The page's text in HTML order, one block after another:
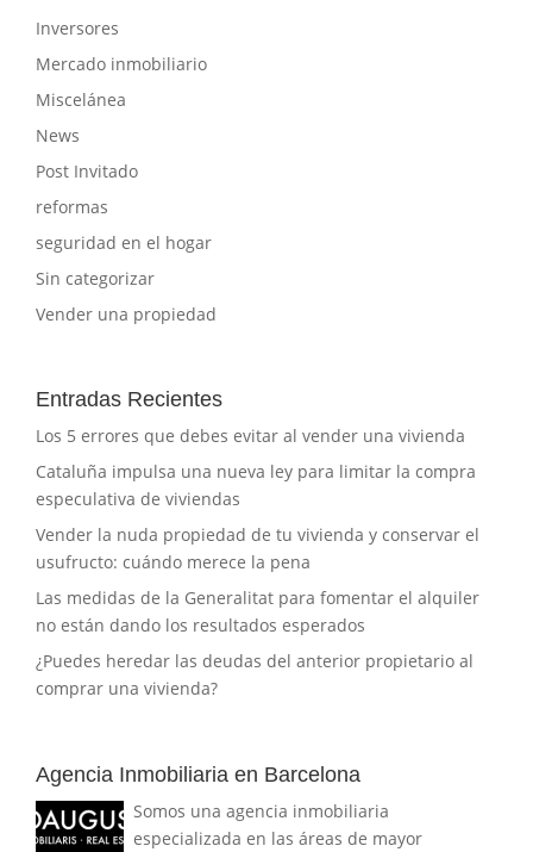
Inversores
Mercado inmobiliario
Miscelánea
News
Post Invitado
reformas
seguridad en el hogar
Sin categorizar
Vender una propiedad
Entradas Recientes
Los 5 errores que debes evitar al vender una vivienda
Cataluña impulsa una nueva ley para limitar la compra
especulativa de viviendas
Vender la nuda propiedad de tu vivienda y conservar el
usufructo: cuándo merece la pena
Las medidas de la Generalitat para fomentar el alquiler
no están dando los resultados esperados
¿Puedes heredar las deudas del anterior propietario al
comprar una vivienda?
Agencia Inmobiliaria en Barcelona
Somos una agencia inmobiliaria
especializada en las áreas de mayor